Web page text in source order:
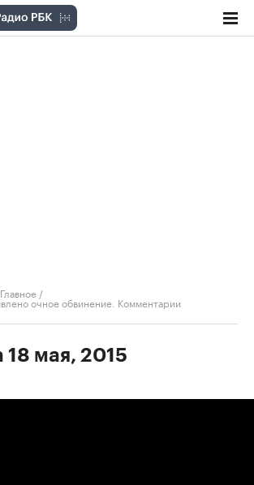
Главное /
очное обвинение. Комментарии
18 мая, 2015